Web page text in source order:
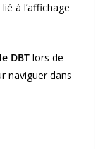
à l’affichage
DBT lors de
naviguer dans